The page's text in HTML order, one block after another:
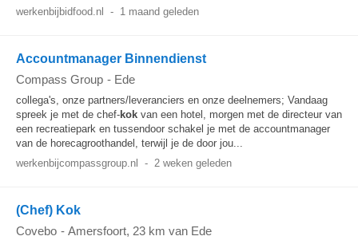
werkenbijbidfood.nl
- 1 maand geleden
Accountmanager Binnendienst
Compass Group - Ede
collega's, onze partners/leveranciers en onze deelnemers; Vandaag
spreek je met de chef-kok van een hotel, morgen met de directeur van
een recreatiepark en tussendoor schakel je met de accountmanager
van de horecagroothandel, terwijl je de door jou...
werkenbijcompassgroup.nl
- 2 weken geleden
(Chef) Kok
Covebo - Amersfoort, 23 km van Ede